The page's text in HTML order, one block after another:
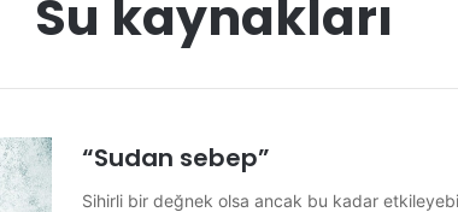
Su kaynakları
“Sudan sebep”
Sihirli bir değnek olsa ancak bu kadar